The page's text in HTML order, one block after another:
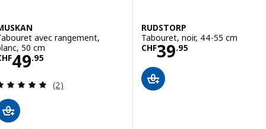
avec rangement,
50 cm
49.95
CHF 49.95
Révision: 5 hors de 5 étoiles. Nombre total de
(2)
RUDSTORP
Tabouret, noir, 44-55 cm
CHF39.95
Prix CHF 39.95